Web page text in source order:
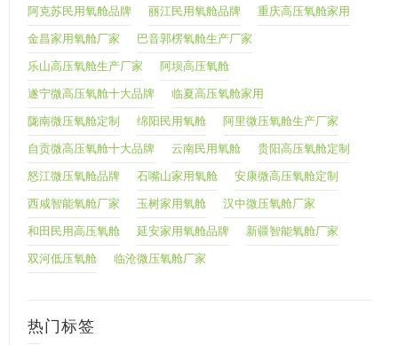
阿克苏民用氧舱品牌 丽江民用氧舱品牌 重庆高压氧舱家用
金昌家用氧舱厂家 巴音郭楞氧舱生产厂家
乐山高压氧舱生产厂家 阿坝高压氧舱
遂宁微高压氧舱十大品牌 临夏高压氧舱家用
陇南微压氧舱定制 绵阳民用氧舱 阿里微压氧舱生产厂家
自贡微高压氧舱十大品牌 云南民用氧舱 贵阳高压氧舱定制
怒江微压氧舱品牌 石嘴山家用氧舱 安康微高压氧舱定制
西咸智能氧舱厂家 玉树家用氧舱 汉中微压氧舱厂家
和田民用高压氧舱 延安家用氧舱品牌 新疆智能氧舱厂家
双河低压氧舱 临沧微压氧舱厂家
热门标签